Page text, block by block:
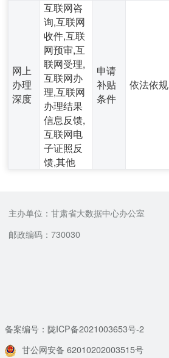
网上
办理
深度
互联网咨
询,互联网
收件,互联
网预审,互
联网受理,
互联网办
理,互联网
办理结果
信息反馈,
互联网电
子证照反
馈,其他
申请
补贴
条件
依法依规
主办单位：甘肃省大数据中心办公室
邮政编码：730030
备案编号：陇ICP备2021003653号-2
甘公网安备 62010202003515号